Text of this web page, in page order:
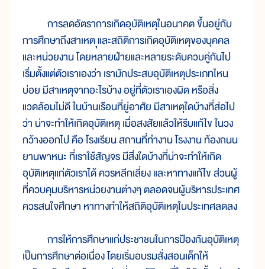
การลดอัตราการเกิดอุบัติเหตุในอนาคต ขึ้นอยู่กับ
การศึกษาถึงสาเหต ุและสถิติการเกิดอุบัติเหตุของบุคคล
และหน่วยงาน โดยหลายฝ่ายและหลายระดับควบคู่กันไป
เริ่มตั้งแต่ตัวเราเองว่า เรามักประสบอุบัติเหตุประเภทไหน
บ่อย มีสาเหตุจากอะไรบ้าง อยู่ที่ตัวเราเองผิด หรือสิ่ง
แวดล้อมไม่ดี ในบ้านเรือนที่ยู่อาศัย มีสาเหตุใดบ้างที่ส่อไป
ว่า น่าจะทำให้เกิดอุบัติเหตุ เมื่อสงสัยแล้วให้รีบแก้ไข ในวง
กว้างออกไป คือ โรงเรียน สถานที่ทำงาน โรงงาน ท้องถนน
ยานพาหนะ ที่เราใช้สัญจร มีสิ่งใดบ้างที่น่าจะทำให้เกิด
อุบัติเหตุแก่ตัวเราได้ ควรหลีกเลี่ยง และหาทางแก้ไข ส่วนผู้
ที่ควบคุมบริหารหน่วยงานต่างๆ ตลอดจนผู้บริหารประเทศ
ควรสนใจศึกษา หาทางทำให้สถิติอุบัติเหตุในประเทศลดลง
การให้การศึกษาแก่ประชาชนในการป้องกันอุบัติเหตุ
เป็นการศึกษาต่อเนื่อง โดยเริ่มอบรมสั่งสอนเด็กให้